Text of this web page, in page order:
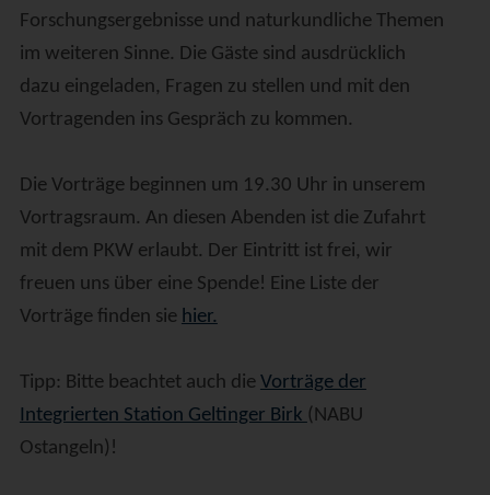
Forschungsergebnisse und naturkundliche Themen
im weiteren Sinne. Die Gäste sind ausdrücklich
dazu eingeladen, Fragen zu stellen und mit den
Vortragenden ins Gespräch zu kommen.
Die Vorträge beginnen um 19.30 Uhr in unserem
Vortragsraum. An diesen Abenden ist die Zufahrt
mit dem PKW erlaubt. Der Eintritt ist frei, wir
freuen uns über eine Spende! Eine Liste der
Vorträge finden sie hier.
Tipp: Bitte beachtet auch die Vorträge der
Integrierten Station Geltinger Birk (NABU
Ostangeln)!